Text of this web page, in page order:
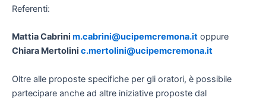
Referenti:
Mattia Cabrini m.cabrini@ucipemcremona.it oppure
Chiara Mertolini c.mertolini@ucipemcremona.it
Oltre alle proposte specifiche per gli oratori, è possibile
partecipare anche ad altre iniziative proposte dal